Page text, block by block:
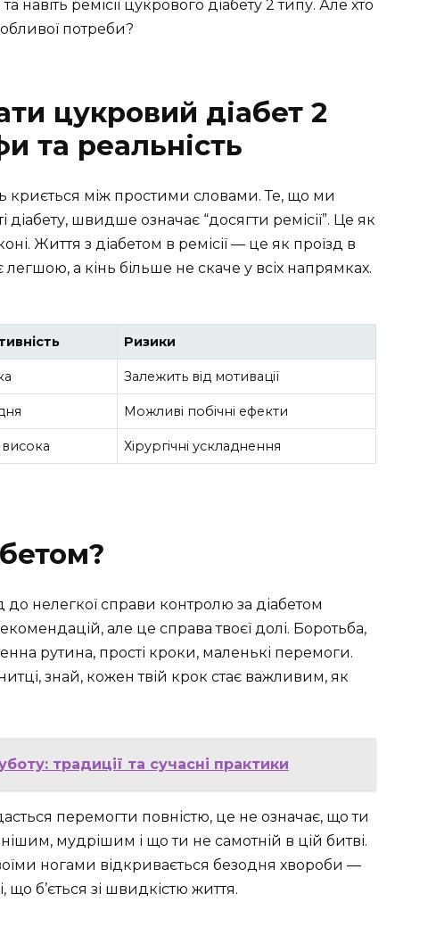
навіть ремісії цукрового діабету 2 типу. Але хто
потреби?
цукровий діабет 2
та реальність
між простими словами. Те, що ми
діабету, швидше означає “досягти ремісії”. Це як
Життя з діабетом в ремісії — це як проїзд в
а кінь більше не скаче у всіх напрямках.
Ризики
Залежить від мотивації
Можливі побічні ефекти
Хірургічні ускладнення
нелегкої справи контролю за діабетом
але це справа твоєї долі. Боротьба,
рутина, прості кроки, маленькі перемоги.
знай, кожен твій крок стає важливим, як
традиції та сучасні практики
перемогти повністю, це не означає, що ти
мудрішим і що ти не самотній в цій битві.
ногами відкривається безодня хвороби —
б’ється зі швидкістю життя.